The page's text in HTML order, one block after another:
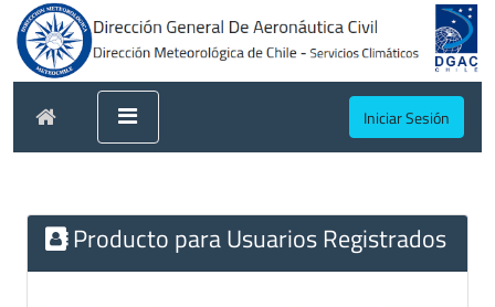
Iniciar Sesión
Producto para Usuarios Registrados